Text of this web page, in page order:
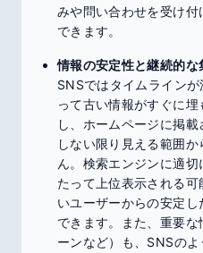
みや問い合わせを受け
できます。
情報の安定性と継続的な
SNSではタイムライン
って古い情報がすぐに
し、ホームページに掲
しない限り見える範囲
ん。検索エンジンに適
たって上位表示される
いユーザーからの安定
できます。また、重要
ーンなど）も、SNSの